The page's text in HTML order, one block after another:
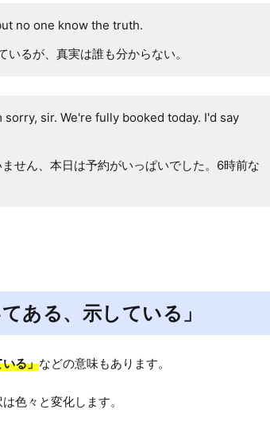
no one know the truth.
るが、真実は誰も分からない。
sir. We're fully booked today. I'd say
せん、本日は予約がいっぱいでした。6時前な
ある、示している」
いる」などの意味もあります。
色々と変化します。